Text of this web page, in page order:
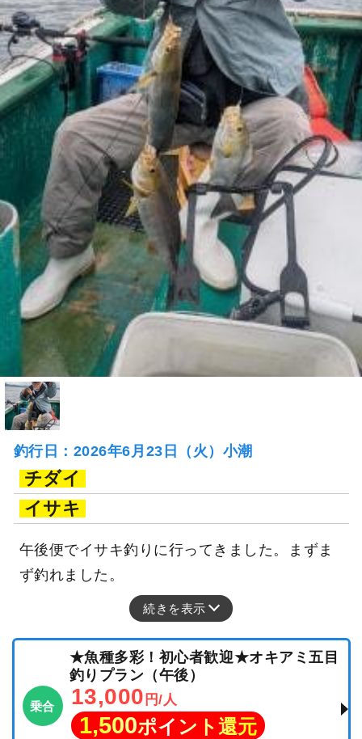
釣行日：2026年6月23日（火）小潮
チダイ
イサキ
午後便でイサキ釣りに行ってきました。まずま
ず釣れました。
続きを表示
乗合
★魚種多彩！初心者歓迎★オキアミ五目
釣りプラン（午後）
13,000 円/人
1,500ポイント還元